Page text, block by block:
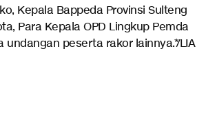
Kepala Bappeda Provinsi Sulteng
Para Kepala OPD Lingkup Pemda
undangan peserta rakor lainnya.*/LIA